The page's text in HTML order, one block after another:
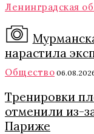
Ленинградская
нарастила
Общество 06.08.2026
Тренировки
отменили из-
Париже